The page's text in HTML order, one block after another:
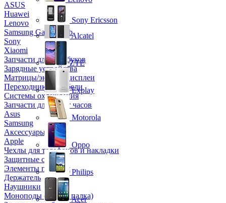
ASUS
Huawei
Lenovo
Samsung Galaxy Tab
Sony
Xiaomi
Запчасти для ноутбуков
Зарядные устройства
Матрицы/экраны/дисплеи
Переходники и кабели
Системы охлаждения
Запчасти для смарт часов
Asus
Samsung
Аксессуары
Apple
Чехлы для телефонов и накладки
Защитные стекла
Элементы питания
Держатель
Наушники
Моноподы (Селфи палка)
Sony Ericsson
Alcatel
ZTE
Explay
Motorola
Oppo
Philips
Acer